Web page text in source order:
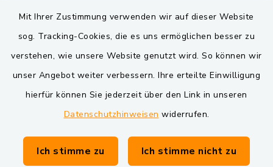
Mit Ihrer Zustimmung verwenden wir auf dieser Website
sog. Tracking-Cookies, die es uns ermöglichen besser zu
verstehen, wie unsere Website genutzt wird. So können wir
unser Angebot weiter verbessern. Ihre erteilte Einwilligung
hierfür können Sie jederzeit über den Link in unseren
Datenschutzhinweisen widerrufen.
Ich stimme zu Ich stimme nicht zu
VG und Gemeinden
Markt Schwarzenfeld
Gemeinde Schwarzach bei Nabburg
Verwaltungsgemeinschaft Schwarzenfeld